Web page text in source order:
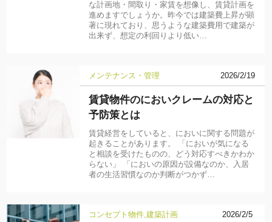
な計画地・間取り・家賃を想像し、賃貸計画を
進めますでしょうか。昨今では建築費上昇が顕
著に現れており、思うような建築費用で建築が
出来ず、想定の利回りより低い…
メンテナンス・管理 2026/2/19
賃貸物件のにおいクレームの対応と
予防策とは
賃貸経営をしていると、においに関する問題が
起きることがあります。 「においが気になる
と相談を受けたものの、どう対応すべきかわか
らない」 「においの原因が設備なのか、入居
者の生活習慣なのか判断がつかず…
コンセプト物件 建築計画 2026/2/5